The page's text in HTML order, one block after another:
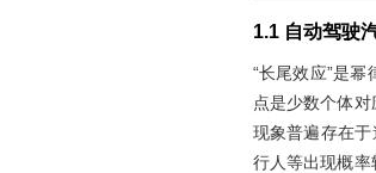
1.1 自动驾驶
“长尾效应”是
点是少数个体
现象普遍存在
行人等出现概